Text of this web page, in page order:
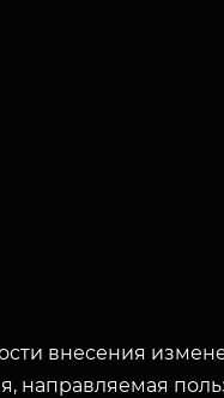
внесения
направляемая